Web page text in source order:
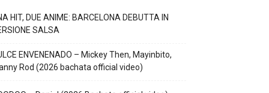
HIT, DUE ANIME: BARCELONA DEBUTTA IN
SALSA
ENVENENADO – Mickey Then, Mayinbito,
Rod (2026 bachata official video)